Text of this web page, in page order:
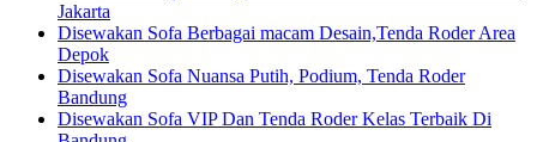
Jakarta
Disewakan Sofa Berbagai macam Desain,Tenda Roder Area
Depok
Disewakan Sofa Nuansa Putih, Podium, Tenda Roder
Bandung
Disewakan Sofa VIP Dan Tenda Roder Kelas Terbaik Di